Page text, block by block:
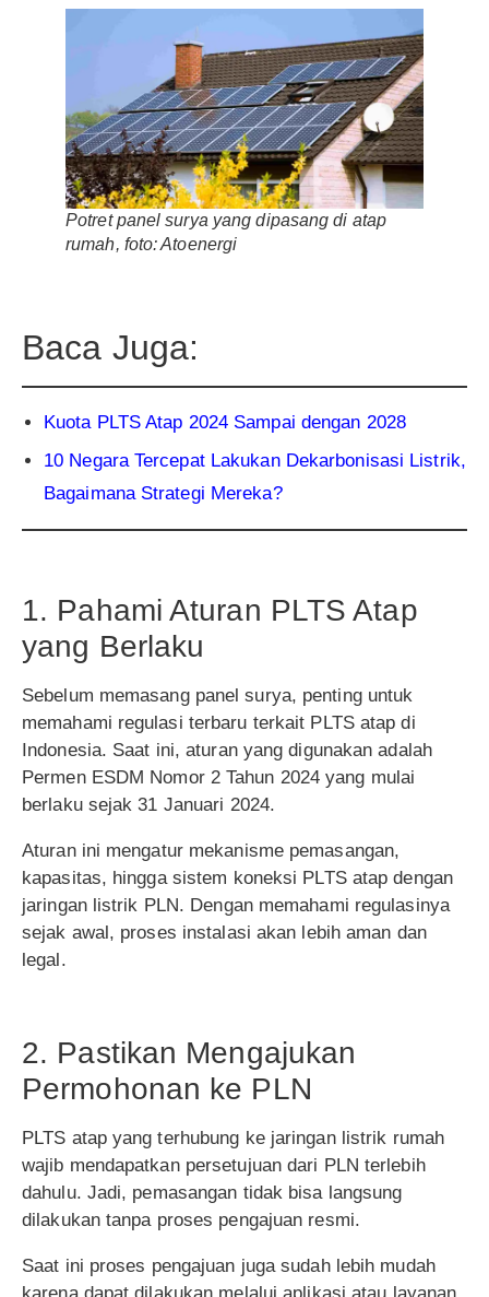
Potret panel surya yang dipasang di atap
rumah, foto: Atoenergi
Baca Juga:
Kuota PLTS Atap 2024 Sampai dengan 2028
10 Negara Tercepat Lakukan Dekarbonisasi Listrik,
Bagaimana Strategi Mereka?
1. Pahami Aturan PLTS Atap
yang Berlaku
Sebelum memasang panel surya, penting untuk
memahami regulasi terbaru terkait PLTS atap di
Indonesia. Saat ini, aturan yang digunakan adalah
Permen ESDM Nomor 2 Tahun 2024 yang mulai
berlaku sejak 31 Januari 2024.
Aturan ini mengatur mekanisme pemasangan,
kapasitas, hingga sistem koneksi PLTS atap dengan
jaringan listrik PLN. Dengan memahami regulasinya
sejak awal, proses instalasi akan lebih aman dan
legal.
2. Pastikan Mengajukan
Permohonan ke PLN
PLTS atap yang terhubung ke jaringan listrik rumah
wajib mendapatkan persetujuan dari PLN terlebih
dahulu. Jadi, pemasangan tidak bisa langsung
dilakukan tanpa proses pengajuan resmi.
Saat ini proses pengajuan juga sudah lebih mudah